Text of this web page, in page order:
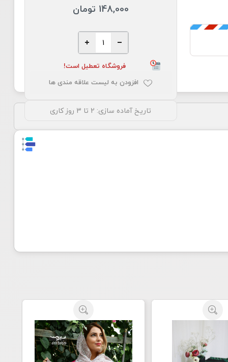
148,000 تومان
فروشگاه تعطیل است!
افزودن به لیست علاقه مندی ها
تاریخ آماده سازی: 2 تا 3 روز کاری